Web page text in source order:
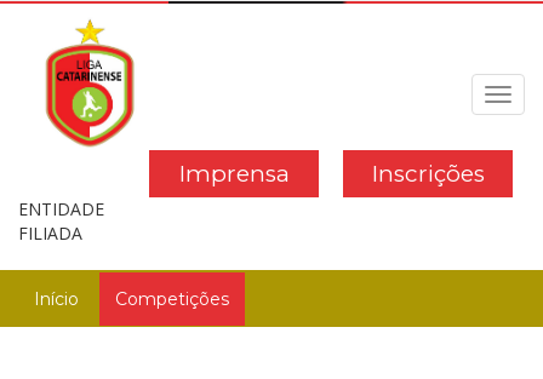
Inscrições
Imprensa
ENTIDADE
FILIADA
Início Competições